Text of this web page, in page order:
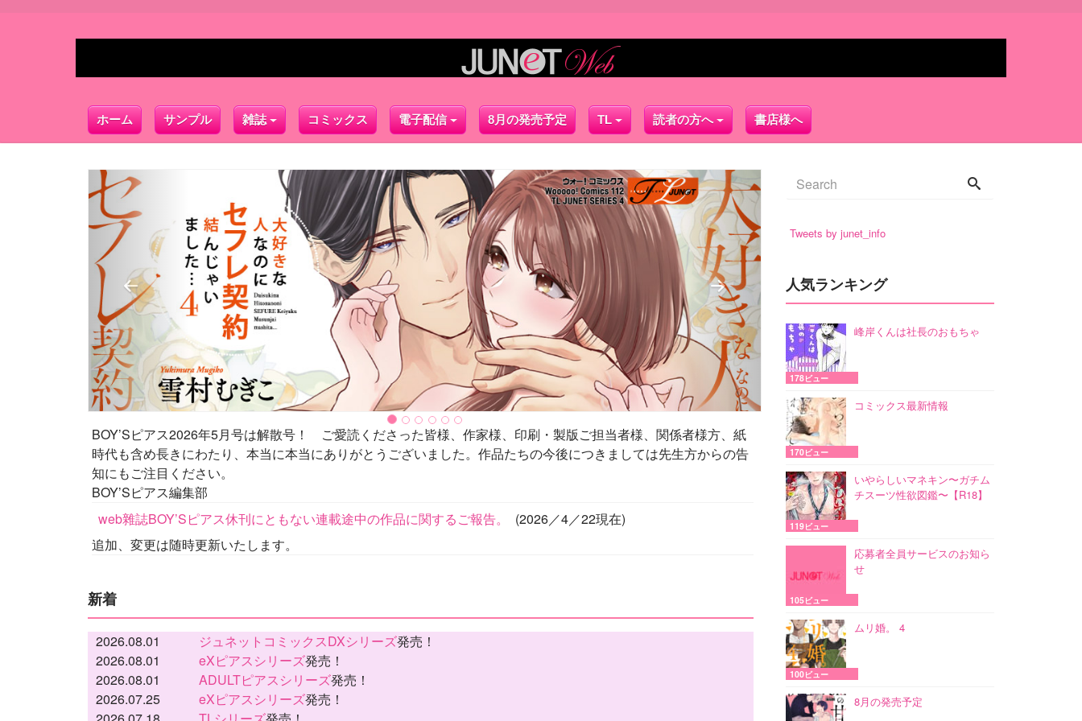
ホーム サンプル 雑誌 コミックス 電子配信 8月の発売予定 TL 読者の方へ 書店様へ
Previous Next
BOY’Sピアス2026年5月号は解散号！ ご愛読くださった皆様、作家様、印刷・製版ご担当者様、関係者様方、紙
時代も含め長きにわたり、本当に本当にありがとうございました。作品たちの今後につきましては先生方からの告
知にもご注目ください。
BOY’Sピアス編集部
web雜誌BOY’Sピアス休刊にともない連載途中の作品に関するご報告。
(2026／4／22現在)
追加、変更は随時更新いたします。
新着
2026.08.01 ジュネットコミックスDXシリーズ発売！
2026.08.01 eXピアスシリーズ発売！
2026.08.01 ADULTピアスシリーズ発売！
2026.07.25 eXピアスシリーズ発売！
Tweets by junet_info
人気ランキング
峰岸くんは社長のおもちゃ
178ビュー
コミックス最新情報
170ビュー
いやらしいマネキン〜ガチム
チスーツ性欲図鑑〜【R18】
119ビュー
応募者全員サービスのお知ら
せ
105ビュー
ムリ婚。 4
100ビュー
8月の発売予定